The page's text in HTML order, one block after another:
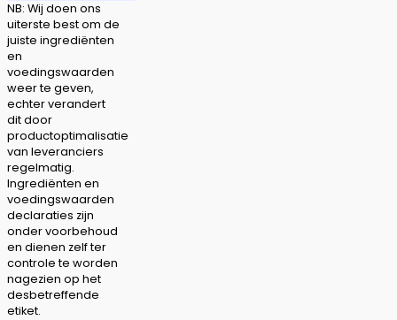
NB: Wij doen ons
uiterste best om de
juiste ingrediënten
en
voedingswaarden
weer te geven,
echter verandert
dit door
productoptimalisatie
van leveranciers
regelmatig.
Ingrediënten en
voedingswaarden
declaraties zijn
onder voorbehoud
en dienen zelf ter
controle te worden
nagezien op het
desbetreffende
etiket.